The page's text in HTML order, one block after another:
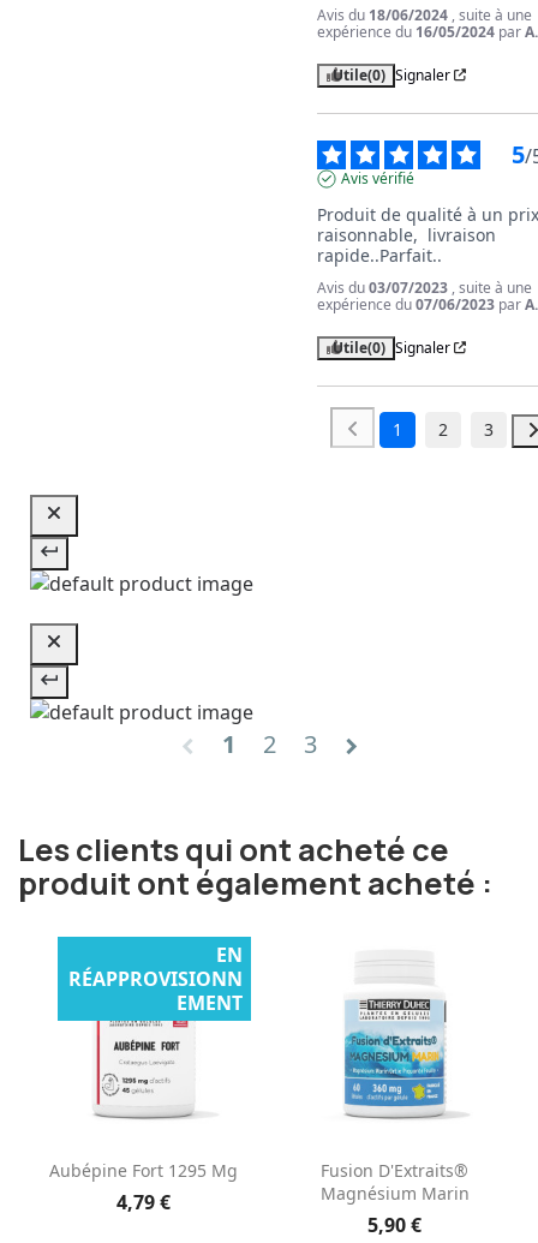
Avis du 18/06/2024 , suite à une
expérience du 16/05/2024 par
Utile(0) Signaler
5/
Avis vérifié
Produit de qualité à un
raisonnable,  livraison
rapide..Parfait..
Avis du03/07/2023 , suite à une
expérience du07/06/2023 par
Utile(0) Signaler
1 2 3
chevron_left 1 2 3 chevron_right
Les clients qui ont acheté ce
produit ont également acheté :
Aubépine Fort 1295 Mg
4,79 €
EN
RÉAPPROVISIONN
EMENT
Fusion D'Extraits®
Magnésium Marin
5,90 €